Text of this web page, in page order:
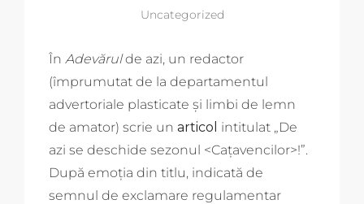
Uncategorized
În Adevărulde azi, un redactor
(împrumutat de la departamentul
advertoriale plasticate și limbi de lemn
de amator) scrie un articol intitulat „De
azi se deschide sezonul <Cațavencilor>!”.
După emoția din titlu, indicată de
semnul de exclamare regulamentar